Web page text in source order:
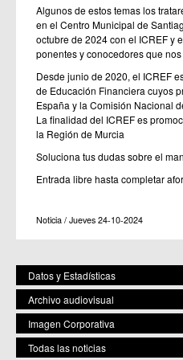
Algunos de estos temas los
en el Centro Municipal de
octubre de 2024 con el ICREF y
ponentes y conocedores que
Desde junio de 2020, el ICREF
de Educación Financiera cuyos
España y la Comisión Nacional
La finalidad del ICREF es
la Región de Murcia
Soluciona tus dudas sobre el
Entrada libre hasta completar
Noticia / Jueves 24-10-2024
Datos y Estadísticas
Archivo audiovisual
Imagen Corporativa
Todas las noticias